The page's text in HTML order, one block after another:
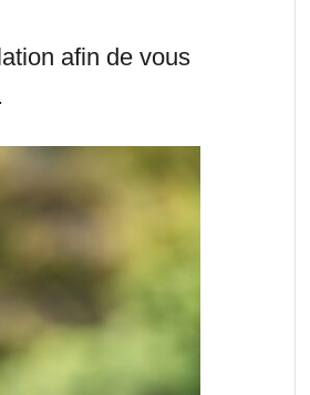
afin de vous